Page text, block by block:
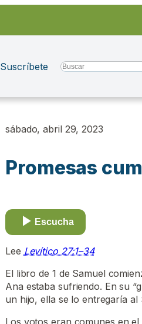
Suscríbete Search
sábado, abril 29, 2023
Promesas
Escucha
Lee Levítico 27:1–34
El libro de 1 de Samuel
Ana estaba sufriendo. En su
un hijo, ella se lo entregaría al